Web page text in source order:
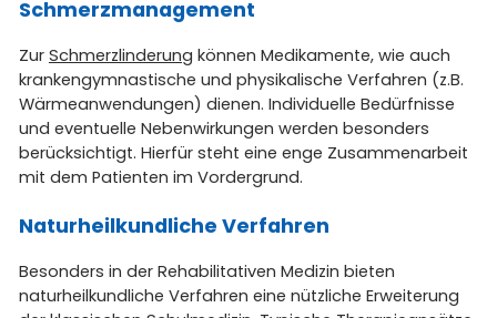
Schmerzmanagement
Zur Schmerzlinderung können Medikamente, wie auch
krankengymnastische und physikalische Verfahren (z.B.
Wärmeanwendungen) dienen. Individuelle Bedürfnisse
und eventuelle Nebenwirkungen werden besonders
berücksichtigt. Hierfür steht eine enge Zusammenarbeit
mit dem Patienten im Vordergrund.
Naturheilkundliche Verfahren
Besonders in der Rehabilitativen Medizin bieten
naturheilkundliche Verfahren eine nützliche Erweiterung